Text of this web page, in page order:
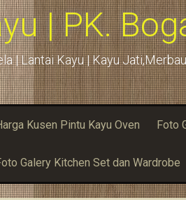
| PK.
| Lantai Kayu | Kayu
Kusen Pintu Kayu Oven Foto
Galery Kitchen Set dan Wardrobe